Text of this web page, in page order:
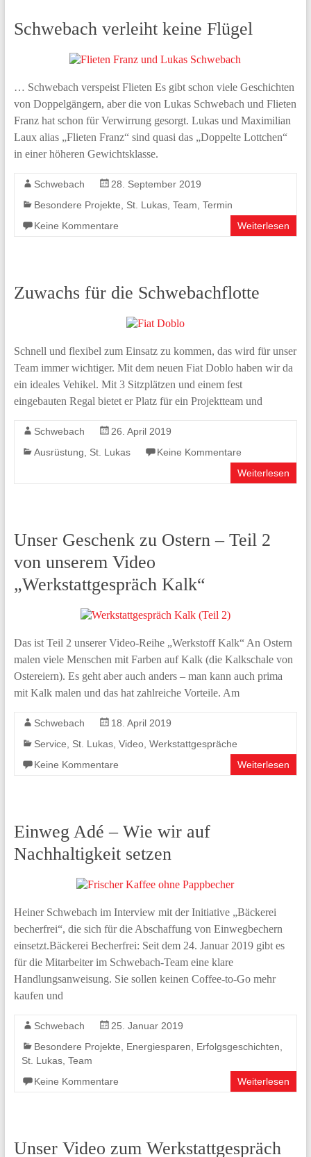
Schwebach verleiht keine Flügel
… Schwebach verspeist Flieten Es gibt schon viele Geschichten
von Doppelgängern, aber die von Lukas Schwebach und Flieten
Franz hat schon für Verwirrung gesorgt. Lukas und Maximilian
Laux alias „Flieten Franz“ sind quasi das „Doppelte Lottchen“
in einer höheren Gewichtsklasse.
Schwebach
28. September 2019
Besondere Projekte
St. Lukas, Team Termin
Keine Kommentare
Weiterlesen
Zuwachs für die Schwebachflotte
Schnell und flexibel zum Einsatz zu kommen, das wird für unser
Team immer wichtiger. Mit dem neuen Fiat Doblo haben wir da
ein ideales Vehikel. Mit 3 Sitzplätzen und einem fest
eingebauten Regal bietet er Platz für ein Projektteam und
Schwebach
26. April 2019
Ausrüstung
St. Lukas
Keine Kommentare
Weiterlesen
Unser Geschenk zu Ostern – Teil 2
von unserem Video
„Werkstattgespräch Kalk“
Das ist Teil 2 unserer Video-Reihe „Werkstoff Kalk“ An Ostern
malen viele Menschen mit Farben auf Kalk (die Kalkschale von
Ostereiern). Es geht aber auch anders – man kann auch prima
mit Kalk malen und das hat zahlreiche Vorteile. Am
Schwebach
18. April 2019
Service
St. Lukas, Video, Werkstattgespräche
Keine Kommentare
Weiterlesen
Einweg Adé – Wie wir auf
Nachhaltigkeit setzen
Heiner Schwebach im Interview mit der Initiative „Bäckerei
becherfrei“, die sich für die Abschaffung von Einwegbechern
einsetzt.Bäckerei Becherfrei: Seit dem 24. Januar 2019 gibt es
für die Mitarbeiter im Schwebach-Team eine klare
Handlungsanweisung. Sie sollen keinen Coffee-to-Go mehr
kaufen und
Schwebach
25. Januar 2019
Besondere Projekte
Energiesparen Erfolgsgeschichten
St. Lukas, Team
Keine Kommentare
Weiterlesen
Unser Video zum Werkstattgespräch